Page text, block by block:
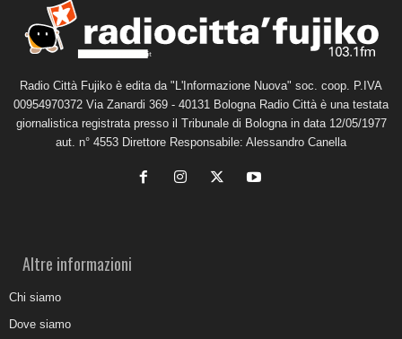
Radio Città Fujiko è edita da "L'Informazione Nuova" soc. coop. P.IVA
00954970372 Via Zanardi 369 - 40131 Bologna Radio Città è una testata
giornalistica registrata presso il Tribunale di Bologna in data 12/05/1977
aut. n° 4553 Direttore Responsabile: Alessandro Canella
Altre informazioni
Chi siamo
Dove siamo